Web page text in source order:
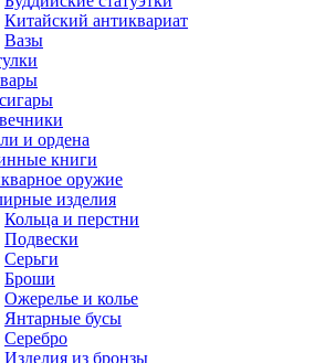
Китайский антиквариат
Вазы
и ордена
книги
оружие
изделия
Кольца и перстни
Подвески
Серьги
Броши
Ожерелье и колье
Янтарные бусы
Серебро
Изделия из бронзы